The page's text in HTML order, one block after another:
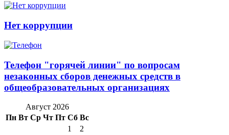
Нет коррупции
Телефон "горячей линии" по вопросам
незаконных сборов денежных средств в
общеобразовательных организациях
Август 2026
Пн Вт Ср Чт Пт Сб Вс
1
2